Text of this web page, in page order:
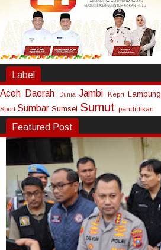
Label
Aceh Daerah Dunia Jambi Kepri Lampung
Sport Sumbar Sumsel Sumut pendidikan
Featured Post